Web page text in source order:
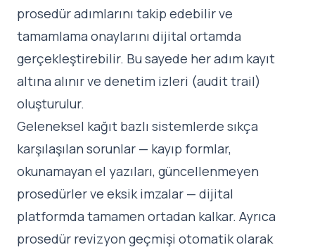
prosedür adımlarını takip edebilir ve
tamamlama onaylarını dijital ortamda
gerçekleştirebilir. Bu sayede her adım kayıt
altına alınır ve denetim izleri (audit trail)
oluşturulur.
Geleneksel kağıt bazlı sistemlerde sıkça
karşılaşılan sorunlar — kayıp formlar,
okunamayan el yazıları, güncellenmeyen
prosedürler ve eksik imzalar — dijital
platformda tamamen ortadan kalkar. Ayrıca
prosedür revizyon geçmişi otomatik olarak